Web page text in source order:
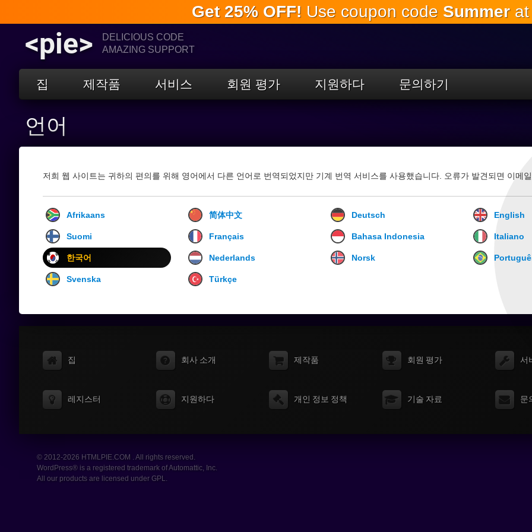
주
요
Get 25% OFF! Use coupon code Summerat
<pie>
DELICIOUS CODE
AMAZING SUPPORT
집 제작품 서비스 회원 평가 지원하다 문의하기
언어
저희 웹 사이트는 귀하의 편의를 위해 영어에서 다른 언어로 번역되었지만 기계 번역 서비스를 사용했습니다. 오류가 발견되면 이메
Afrikaans 简体中文 Deutsch English
Suomi Français Bahasa Indonesia Italiano
한국어 Nederlands Norsk
Svenska Türkçe
집 회사 소개 제작품 회원 평가 서
레지스터 지원하다 개인 정보 정책 기술 자료 문
© 2012-2026 HTMLPIE.COM . All rights reserved.
WordPress® is a registered trademark of Automattic, Inc.
All our products are licensed under GPL.